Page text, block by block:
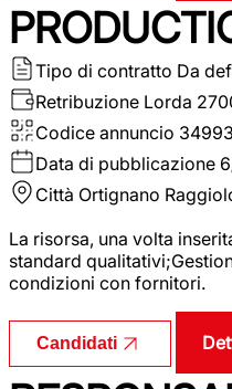
Tipo di contratto Da
Retribuzione Lorda
Codice annuncio
Data di pubblicazione
Città Ortignano
La risorsa, una volta
standard
condizioni con fornitori.
Candidati